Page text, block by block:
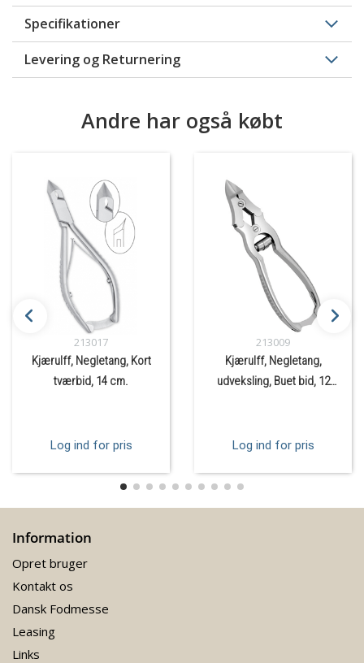
Specifikationer
Levering og Returnering
Andre har også købt
213017
Kjærulff, Negletang, Kort
tværbid, 14 cm.
Log ind for pris
213009
Kjærulff, Negletang,
udveksling, Buet bid, 12
Log ind for pris
Information
Opret bruger
Kontakt os
Dansk Fodmesse
Leasing
Links